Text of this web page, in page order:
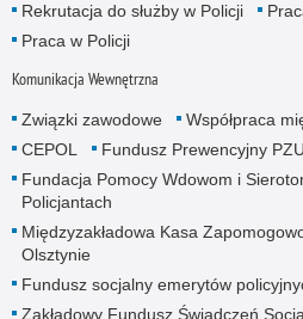
Rekrutacja do służby w Policji
Praca w Policji
Komunikacja Wewnętrzna
Związki zawodowe Współpraca
CEPOL
Fundusz Prewencyjny PZU
Fundacja Pomocy Wdowom i
Policjantach
Międzyzakładowa Kasa
Olsztynie
Fundusz socjalny emerytów
Zakładowy Fundusz Świadczeń